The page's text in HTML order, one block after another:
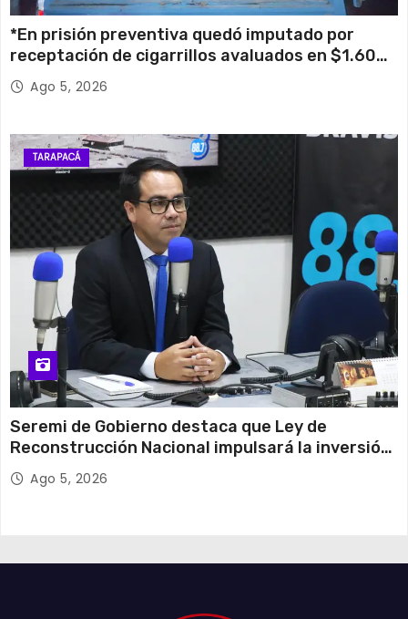
*En prisión preventiva quedó imputado por
receptación de cigarrillos avaluados en $1.600
millones*
Ago 5, 2026
TARAPACÁ
Seremi de Gobierno destaca que Ley de
Reconstrucción Nacional impulsará la inversión
y el empleo en Tarapacá
Ago 5, 2026